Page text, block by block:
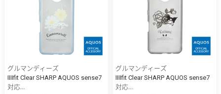
グルマンディーズ
IIIIfit Clear SHARP AQUOS sense7
対応...
グルマンディーズ
IIIIfit Clear SHARP AQUOS sense7
対応...